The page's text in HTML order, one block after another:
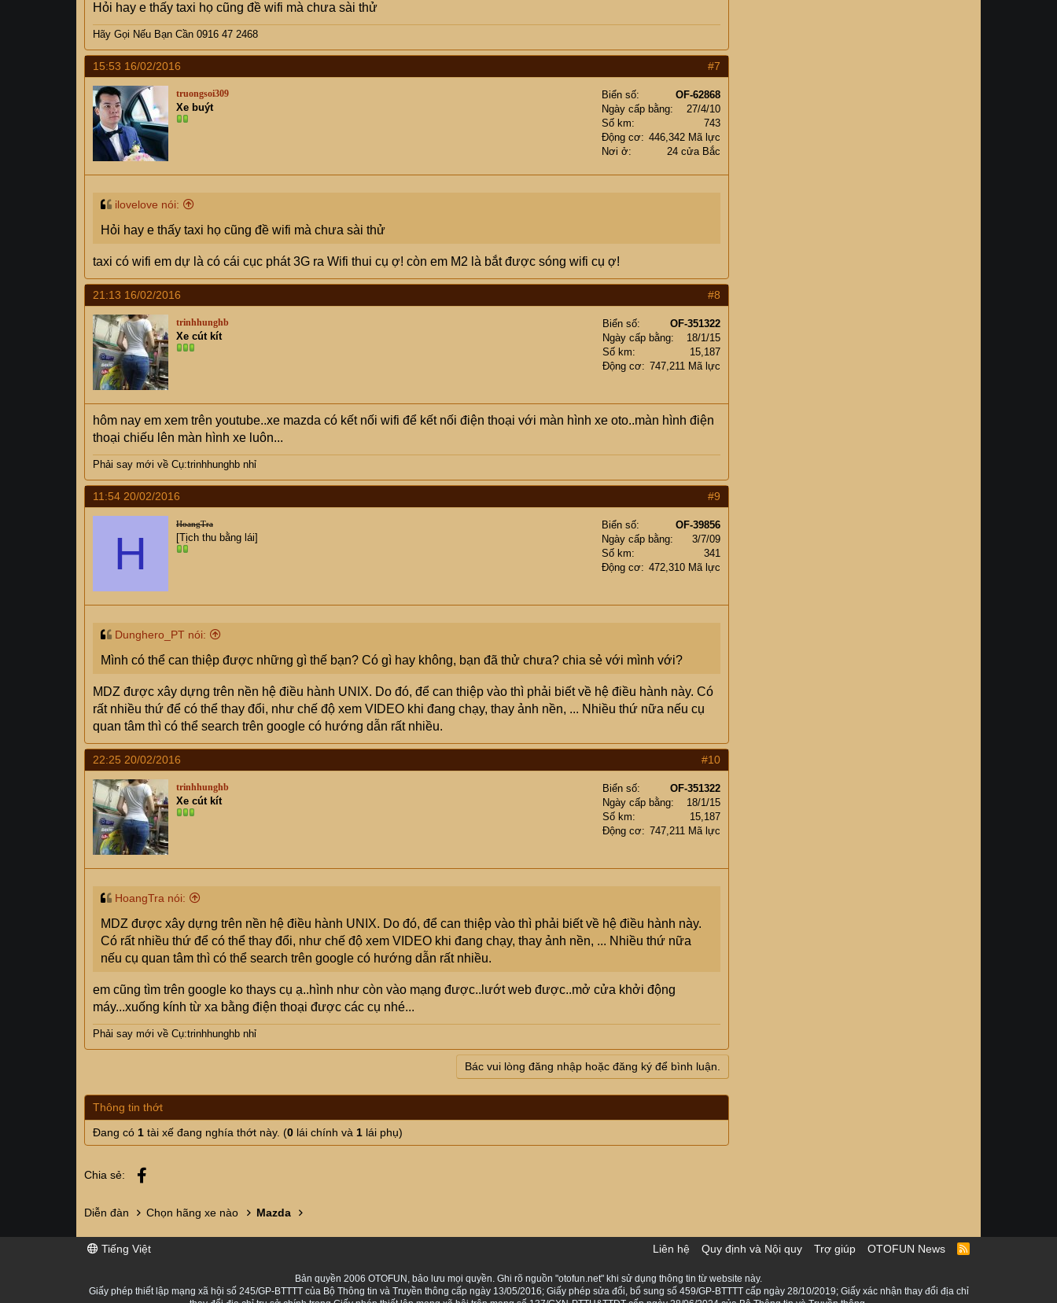
Hỏi hay e thấy taxi họ cũng đề wifi mà chưa sài thử
Hãy Gọi Nếu Bạn Cần 0916 47 2468
15:53 16/02/2016 #7
truongsoi309
Xe buýt
Biển số
OF-62868
Ngày cấp bằng
27/4/10
Số km
743
Động cơ
446,342 Mã lực
Nơi ở
24 cửa Bắc
ilovelove nói:
Hỏi hay e thấy taxi họ cũng đề wifi mà chưa sài thử
taxi có wifi em dự là có cái cục phát 3G ra Wifi thui cụ ợ! còn em M2 là bắt được sóng wifi cụ ợ!
21:13 16/02/2016 #8
trinhhunghb
Xe cút kít
Biển số
OF-351322
Ngày cấp bằng
18/1/15
Số km
15,187
Động cơ
747,211 Mã lực
hôm nay em xem trên youtube..xe mazda có kết nối wifi để kết nối điện thoại với màn hình xe oto..màn hình điện
thoại chiếu lên màn hình xe luôn...
Phải say mới về Cụ:trinhhunghb nhỉ
11:54 20/02/2016 #9
H
HoangTra
[Tịch thu bằng lái]
Biển số
OF-39856
Ngày cấp bằng
3/7/09
Số km
341
Động cơ
472,310 Mã lực
Dunghero_PT nói:
Mình có thể can thiệp được những gì thế bạn? Có gì hay không, bạn đã thử chưa? chia sẻ với mình với?
MDZ được xây dựng trên nền hệ điều hành UNIX. Do đó, để can thiệp vào thì phải biết về hệ điều hành này. Có
rất nhiều thứ để có thể thay đổi, như chế độ xem VIDEO khi đang chạy, thay ảnh nền, ... Nhiều thứ nữa nếu cụ
quan tâm thì có thể search trên google có hướng dẫn rất nhiều.
22:25 20/02/2016 #10
trinhhunghb
Xe cút kít
Biển số
OF-351322
Ngày cấp bằng
18/1/15
Số km
15,187
Động cơ
747,211 Mã lực
HoangTra nói:
MDZ được xây dựng trên nền hệ điều hành UNIX. Do đó, để can thiệp vào thì phải biết về hệ điều hành này.
Có rất nhiều thứ để có thể thay đổi, như chế độ xem VIDEO khi đang chạy, thay ảnh nền, ... Nhiều thứ nữa
nếu cụ quan tâm thì có thể search trên google có hướng dẫn rất nhiều.
em cũng tìm trên google ko thays cụ ạ..hình như còn vào mạng được..lướt web được..mở cửa khởi động
máy...xuống kính từ xa bằng điện thoại được các cụ nhé...
Phải say mới về Cụ:trinhhunghb nhỉ
Bác vui lòng đăng nhập hoặc đăng ký để bình luận.
Thông tin thớt
Đang có 1 tài xế đang nghía thớt này. (0 lái chính và 1 lái phụ)
Chia sẻ:
Diễn đàn Chọn hãng xe nào Mazda
Tiếng Việt Liên hệ Quy định và Nội quy Trợ giúp OTOFUN News
R
Bản quyền 2006 OTOFUN, bảo lưu mọi quyền. Ghi rõ nguồn "otofun.net" khi sử dụng thông tin từ website này.
Giấy phép thiết lập mạng xã hội số 245/GP-BTTTT của Bộ Thông tin và Truyền thông cấp ngày 13/05/2016; Giấy phép sửa đổi, bổ sung số 459/GP-BTTTT cấp ngày 28/10/2019; Giấy xác nhận thay đổi địa chỉ